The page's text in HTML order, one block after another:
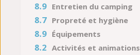
Entretien du camping
8.9
Propreté et hygiène
8.7
Équipements
8.9
Activités et animations
8.2